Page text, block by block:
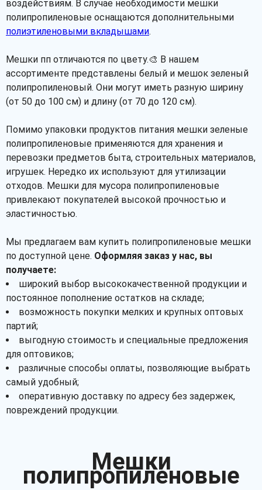
воздействиям. В случае необходимости мешки
полипропиленовые оснащаются дополнительными
полиэтиленовыми вкладышами.
Мешки пп отличаются по цвету.🎨 В нашем
ассортименте представлены белый и мешок зеленый
полипропиленовый. Они могут иметь разную ширину
(от 50 до 100 см) и длину (от 70 до 120 см).
Помимо упаковки продуктов питания мешки зеленые
полипропиленовые применяются для хранения и
перевозки предметов быта, строительных материалов,
игрушек. Нередко их используют для утилизации
отходов. Мешки для мусора полипропиленовые
привлекают покупателей высокой прочностью и
эластичностью.
Мы предлагаем вам купить полипропиленовые мешки
по доступной цене. Оформляя заказ у нас, вы
получаете:
широкий выбор высококачественной продукции и
постоянное пополнение остатков на складе;
возможность покупки мелких и крупных оптовых
партий;
выгодную стоимость и специальные предложения
для оптовиков;
различные способы оплаты, позволяющие выбрать
самый удобный;
оперативную доставку по адресу без задержек,
повреждений продукции.
Мешки
полипропиленовые